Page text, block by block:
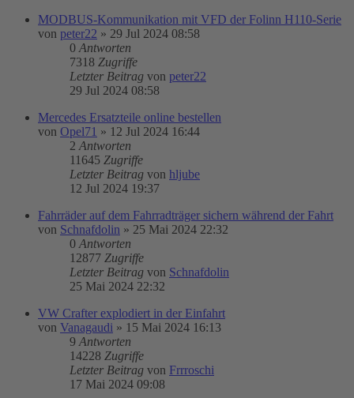
MODBUS-Kommunikation mit VFD der Folinn H110-Serie
von peter22 » 29 Jul 2024 08:58
0 Antworten
7318 Zugriffe
Letzter Beitrag von peter22
29 Jul 2024 08:58
Mercedes Ersatzteile online bestellen
von Opel71 » 12 Jul 2024 16:44
2 Antworten
11645 Zugriffe
Letzter Beitrag von hljube
12 Jul 2024 19:37
Fahrräder auf dem Fahrradträger sichern während der Fahrt
von Schnafdolin » 25 Mai 2024 22:32
0 Antworten
12877 Zugriffe
Letzter Beitrag von Schnafdolin
25 Mai 2024 22:32
VW Crafter explodiert in der Einfahrt
von Vanagaudi » 15 Mai 2024 16:13
9 Antworten
14228 Zugriffe
Letzter Beitrag von Frrroschi
17 Mai 2024 09:08